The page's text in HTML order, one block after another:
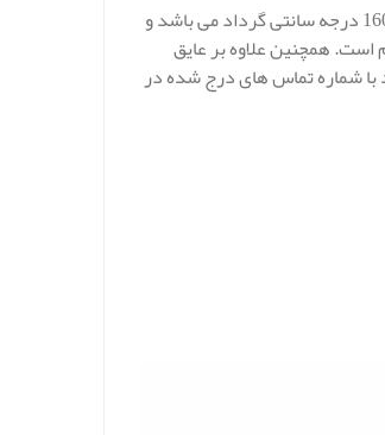
همچنین لازم به ذکر است که ضریب مقاوت حرارتی این عایق الیاف سرامیک حدودا 1000 الی 1600 درجه سانتی گرداد می باشد و
همچنین علاوه بر عایق
با شماره تماس های درج شده در